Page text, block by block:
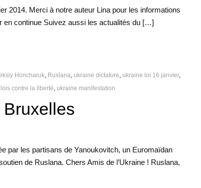
2014. Merci à notre auteur Lina pour les informations
en continue Suivez aussi les actualités du […]
Honcharuk Ruslana ukraine dictature ukraine loi 16 janvier,
contre la liberté ukraine manifestation
par les partisans de Yanoukovitch, un Euromaïdan
de Ruslana. Chers Amis de l’Ukraine ! Ruslana,